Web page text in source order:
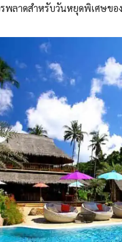
พลาดสำหรับวันหยุดพิเศษขอ